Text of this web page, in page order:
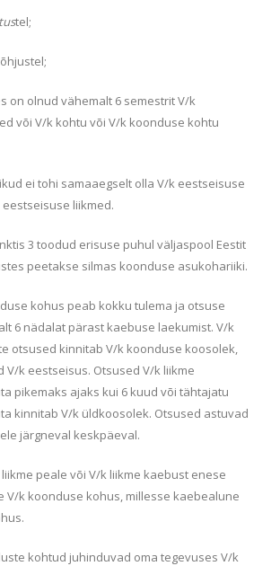
tel;
on olnud vähemalt 6 semestrit V/k
või V/k kohtu või V/k koonduse kohtu
ei tohi samaaegselt olla V/k eestseisuse
liikmed.
3 toodud erisuse puhul väljaspool Eestit
peetakse silmas koonduse asukohariiki.
kohus peab kokku tulema ja otsuse
6 nädalat pärast kaebuse laekumist. V/k
otsused kinnitab V/k koonduse koosolek,
V/k eestseisus. Otsused V/k liikme
pikemaks ajaks kui 6 kuud või tähtajatu
kinnitab V/k üldkoosolek. Otsused astuvad
järgneval keskpäeval.
peale või V/k liikme kaebust enese
V/k koonduse kohus, millesse kaebealune
kohtud juhinduvad oma tegevuses V/k